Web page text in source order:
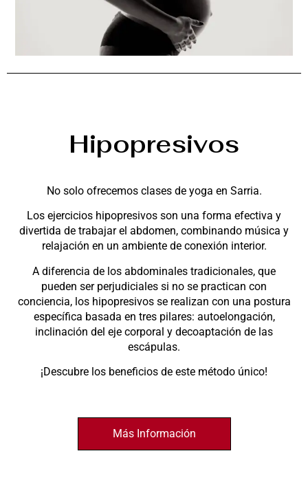
Hipopresivos
No solo ofrecemos clases de yoga en Sarria.
Los ejercicios hipopresivos son una forma efectiva y
divertida de trabajar el abdomen, combinando música y
relajación en un ambiente de conexión interior.
A diferencia de los abdominales tradicionales, que
pueden ser perjudiciales si no se practican con
conciencia, los hipopresivos se realizan con una postura
específica basada en tres pilares: autoelongación,
inclinación del eje corporal y decoaptación de las
escápulas.
¡Descubre los beneficios de este método único!
Más Información